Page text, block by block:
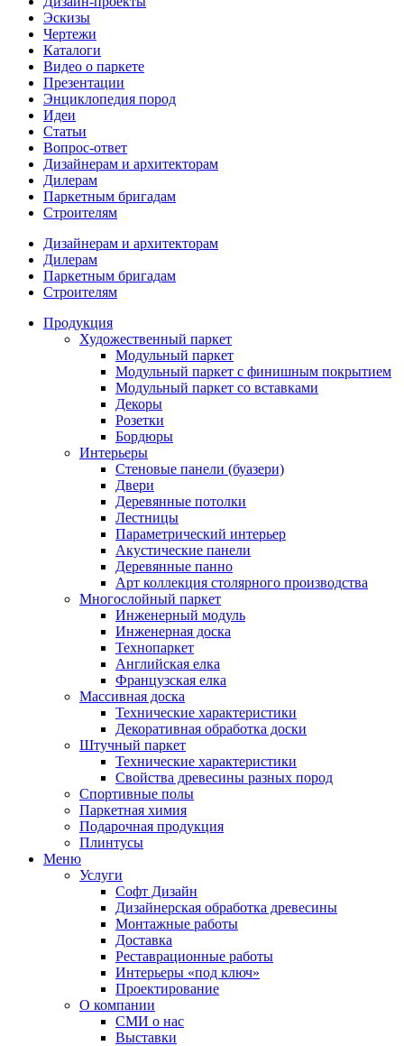
Эскизы
Чертежи
Каталоги
Видео о паркете
Презентации
Энциклопедия пород
Идеи
Статьи
Вопрос-ответ
Дизайнерам и архитекторам
Дилерам
Паркетным бригадам
Строителям
Дизайнерам и архитекторам
Дилерам
Паркетным бригадам
Строителям
Продукция
Художественный паркет
Модульный паркет
Модульный паркет с финишным покрытием
Модульный паркет со вставками
Декоры
Розетки
Бордюры
Интерьеры
Стеновые панели (буазери)
Двери
Деревянные потолки
Лестницы
Параметрический интерьер
Акустические панели
Деревянные панно
Арт коллекция столярного производства
Многослойный паркет
Инженерный модуль
Инженерная доска
Технопаркет
Английская елка
Французская елка
Массивная доска
Технические характеристики
Декоративная обработка доски
Штучный паркет
Технические характеристики
Свойства древесины разных пород
Спортивные полы
Паркетная химия
Подарочная продукция
Плинтусы
Меню
Услуги
Софт Дизайн
Дизайнерская обработка древесины
Монтажные работы
Доставка
Реставрационные работы
Интерьеры «под ключ»
Проектирование
О компании
СМИ о нас
Выставки